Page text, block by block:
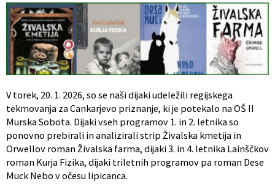
V torek, 20. 1. 2026, so se naši dijaki udeležili regijskega
tekmovanja za Cankarjevo priznanje, ki je potekalo na OŠ II
Murska Sobota. Dijaki vseh programov 1. in 2. letnika so
ponovno prebirali in analizirali strip Živalska kmetija in
Orwellov roman Živalska farma, dijaki 3. in 4. letnika Lainščkov
roman Kurja Fizika, dijaki triletnih programov pa roman Dese
Muck Nebo v očesu lipicanca.